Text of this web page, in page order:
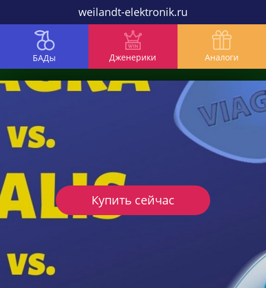
weilandt-elektronik.ru
БАДы Дженерики Аналоги
Купить сейчас